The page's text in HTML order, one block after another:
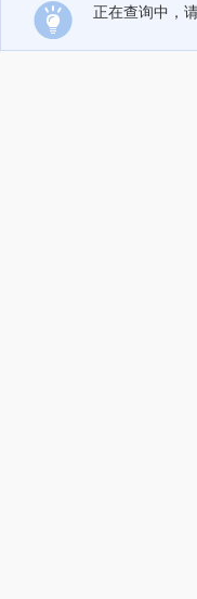
正在查询中，